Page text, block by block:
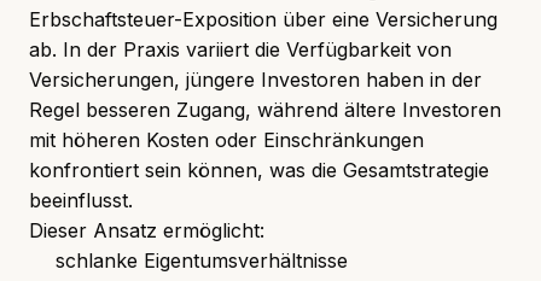
Erbschaftsteuer-Exposition über eine Versicherung
ab. In der Praxis variiert die Verfügbarkeit von
Versicherungen, jüngere Investoren haben in der
Regel besseren Zugang, während ältere Investoren
mit höheren Kosten oder Einschränkungen
konfrontiert sein können, was die Gesamtstrategie
beeinflusst.
Dieser Ansatz ermöglicht:
schlanke Eigentumsverhältnisse